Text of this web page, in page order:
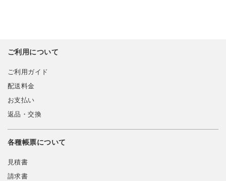
ご利用について
ご利用ガイド
配送料金
お支払い
返品・交換
各種帳票について
見積書
請求書